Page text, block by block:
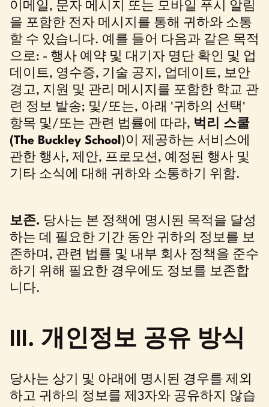
이메일, 문자 메시지 또는 모바일 푸시 알림
을 포함한 전자 메시지를 통해 귀하와 소통
할 수 있습니다. 예를 들어 다음과 같은 목적
으로: - 행사 예약 및 대기자 명단 확인 및 업
데이트, 영수증, 기술 공지, 업데이트, 보안
경고, 지원 및 관리 메시지를 포함한 학교 관
련 정보 발송; 및/또는, 아래 '귀하의 선택'
항목 및/또는 관련 법률에 따라, 벅리 스쿨
(The Buckley School)이 제공하는 서비스에
관한 행사, 제안, 프로모션, 예정된 행사 및
기타 소식에 대해 귀하와 소통하기 위함.
보존. 당사는 본 정책에 명시된 목적을 달성
하는 데 필요한 기간 동안 귀하의 정보를 보
존하며, 관련 법률 및 내부 회사 정책을 준수
하기 위해 필요한 경우에도 정보를 보존합
니다.
III. 개인정보 공유 방식
당사는 상기 및 아래에 명시된 경우를 제외
하고 귀하의 정보를 제3자와 공유하지 않습